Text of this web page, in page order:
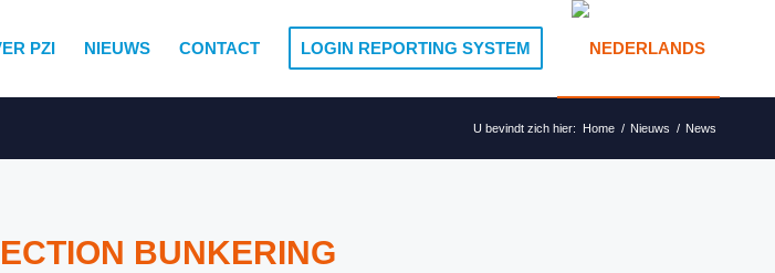
PZI NIEUWS CONTACT LOGIN REPORTING SYSTEM
U bevindt zich hier: Home / Nieuws / News
BUNKERING